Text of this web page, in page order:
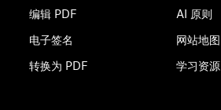
编辑 PDF
电子签名
转换为 PDF
AI 原则
网站地图
学习资源